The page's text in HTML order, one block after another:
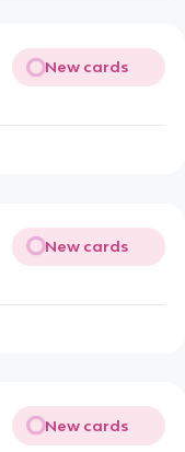
New cards
New cards
New cards